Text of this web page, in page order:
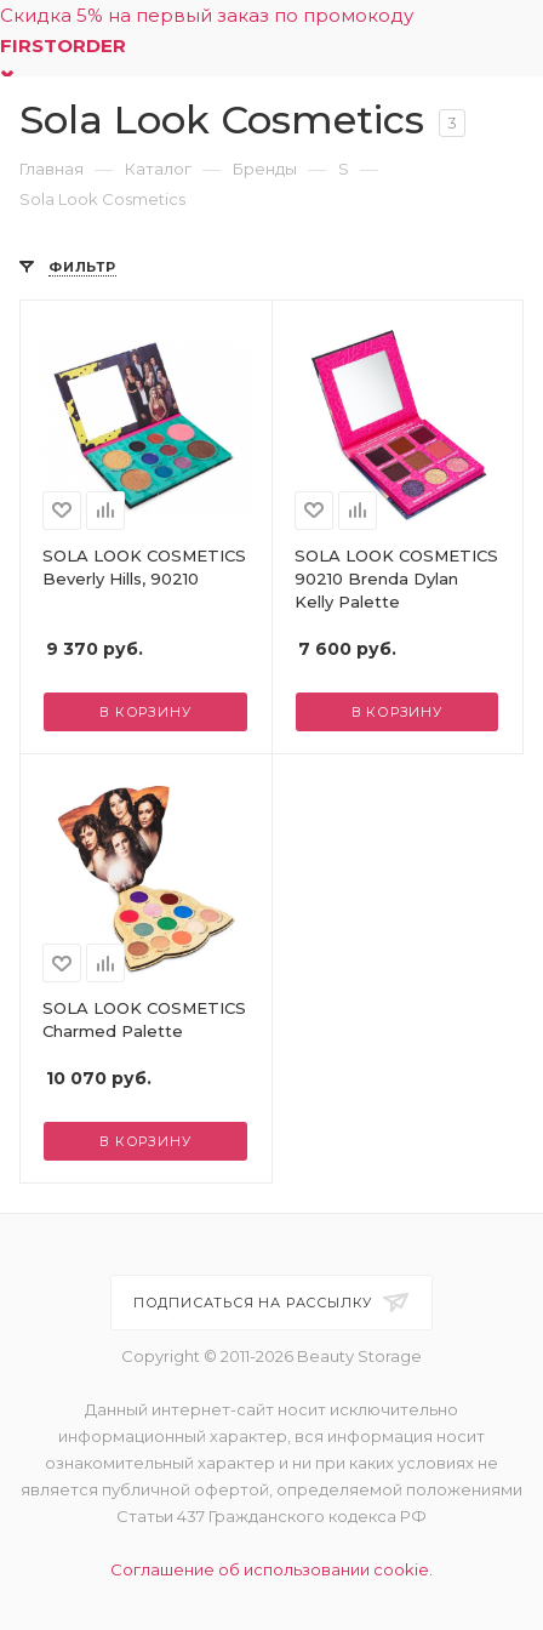
Скидка 5% на первый заказ по промокоду
FIRSTORDER
Sola Look Cosmetics 3
Главная — Каталог — Бренды — S —
Sola Look Cosmetics
ФИЛЬТР
SOLA LOOK COSMETICS
Beverly Hills, 90210
9 370 руб.
В КОРЗИНУ
SOLA LOOK COSMETICS
90210 Brenda Dylan
Kelly Palette
7 600руб.
В КОРЗИНУ
SOLA LOOK COSMETICS
Charmed Palette
10 070 руб.
В КОРЗИНУ
ПОДПИСАТЬСЯ НА РАССЫЛКУ
Copyright © 2011-2026 Beauty Storage
Данный интернет-сайт носит исключительно
информационный характер, вся информация носит
ознакомительный характер и ни при каких условиях не
является публичной офертой, определяемой положениями
Статьи 437 Гражданского кодекса РФ
Соглашение об использовании cookie.